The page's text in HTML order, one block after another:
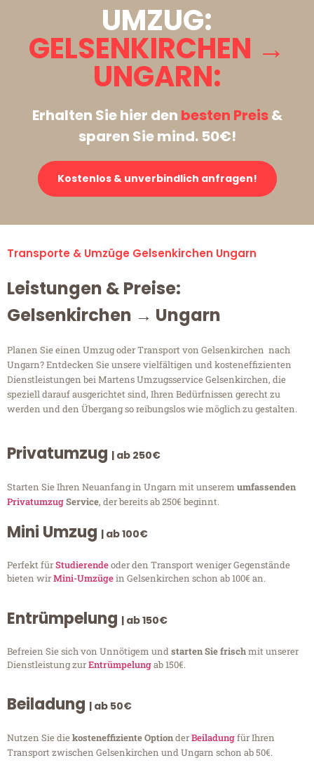
UMZUG:
GELSENKIRCHEN →
UNGARN:
Erhalten Sie hier den besten Preis&
sparen Sie mind. 50€!
Kostenlos & unverbindlich anfragen!
Transporte & Umzüge Gelsenkirchen Ungarn
Leistungen & Preise:
Gelsenkirchen → Ungarn
Planen Sie einen Umzug oder Transport von Gelsenkirchen nach
Ungarn? Entdecken Sie unsere vielfältigen und kosteneffizienten
Dienstleistungen bei Martens Umzugsservice Gelsenkirchen, die
speziell darauf ausgerichtet sind, Ihren Bedürfnissen gerecht zu
werden und den Übergang so reibungslos wie möglich zu gestalten.
Privatumzug | ab 250€
Starten Sie Ihren Neuanfang in Ungarn mit unserem umfassenden
PrivatumzugService, der bereits ab 250€ beginnt.
Mini Umzug | ab 100€
Perfekt fürStudierendeoder den Transport weniger Gegenstände
bieten wirMini-Umzügein Gelsenkirchen schon ab 100€ an.
Entrümpelung | ab 150€
Befreien Sie sich von Unnötigem undstarten Sie frischmit unserer
Dienstleistung zurEntrümpelungab 150€.
Beiladung | ab 50€
Nutzen Sie diekosteneffiziente OptionderBeiladungfür Ihren
Transport zwischen Gelsenkirchen und Ungarn schon ab 50€.